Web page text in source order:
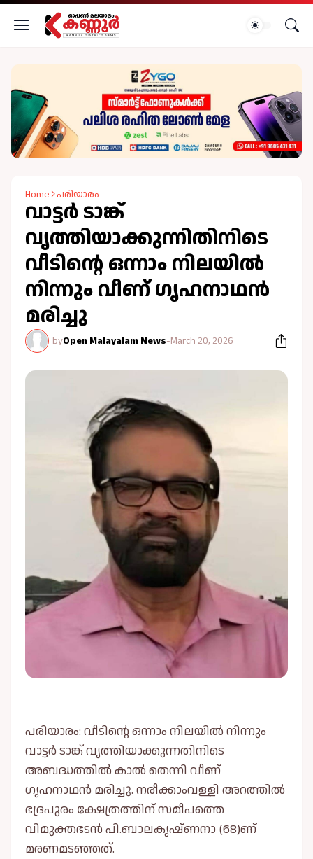
Home പരിയാരം
വാട്ടർ ടാങ്ക്
വൃത്തിയാക്കുന്നിതിനിടെ
വീടിന്റെ ഒന്നാം നിലയിൽ
നിന്നും വീണ് ഗൃഹനാഥൻ
മരിച്ചു
byOpen Malayalam News-March 20, 2026
പരിയാരം: വീടിന്റെ ഒന്നാം നിലയിൽ നിന്നും
വാട്ടര്‍ ടാങ്ക് വൃത്തിയാക്കുന്നതിനിടെ
അബദ്ധത്തിൽ കാല്‍ തെന്നി വീണ്
ഗൃഹനാഥൻ മരിച്ചു. നരീക്കാംവള്ളി അറത്തില്‍
ഭദ്രപുരം ക്ഷേത്രത്തിന് സമീപത്തെ
വിമുക്തഭടൻ പി.ബാലകൃഷ്ണനാ (68)ണ്
മരണമടഞ്ഞത്.